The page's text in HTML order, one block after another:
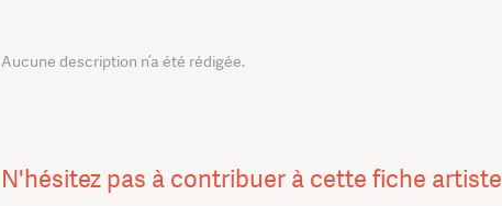
Aucune description n’a été rédigée.
N'hésitez pas à contribuer à cette fiche artiste